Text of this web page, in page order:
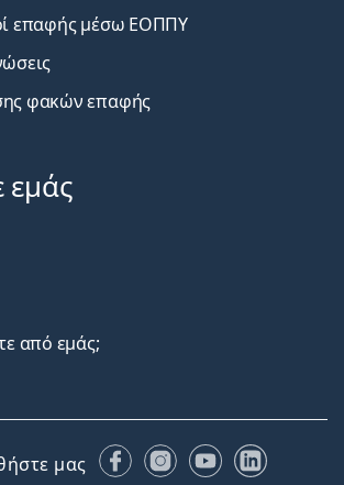
επαφής μέσω ΕΟΠΠΥ
φακών επαφής
εμάς
από εμάς;
μας FacebookInstagram
YouTubeLinkedIn